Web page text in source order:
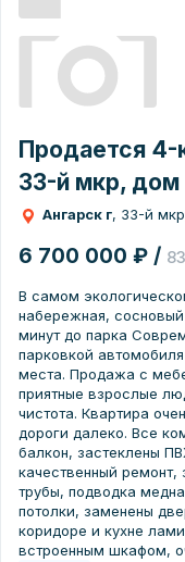
Продается 4-
33-й мкр,
Ангарск г, 33-й
6 700 000 ₽ /
В самом
набережная,
минут до парка
парковкой
места. Продажа с
приятные взрослые
чистота. Квартира
дороги далеко. Все
балкон, застеклены
качественный ремонт,
трубы, подводка
потолки, заменены
коридоре и кухне
встроенным шкафом,